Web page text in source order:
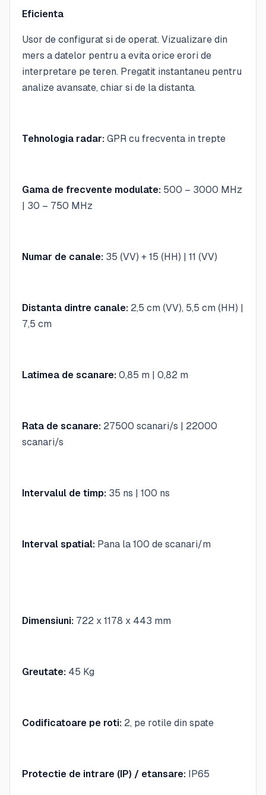
Eficienta
Usor de configurat si de operat. Vizualizare din
mers a datelor pentru a evita orice erori de
interpretare pe teren. Pregatit instantaneu pentru
analize avansate, chiar si de la distanta.
Tehnologia radar: GPR cu frecventa in trepte
Gama de frecvente modulate: 500 – 3000 MHz
| 30 – 750 MHz
Numar de canale: 35 (VV) + 15 (HH) | 11 (VV)
Distanta dintre canale: 2,5 cm (VV), 5,5 cm (HH) |
7,5 cm
Latimea de scanare: 0,85 m | 0,82 m
Rata de scanare: 27500 scanari/s | 22000
scanari/s
Intervalul de timp: 35 ns | 100 ns
Interval spatial: Pana la 100 de scanari/m
Dimensiuni: 722 x 1178 x 443 mm
Greutate: 45 Kg
Codificatoare pe roti: 2, pe rotile din spate
Protectie de intrare (IP) / etansare: IP65